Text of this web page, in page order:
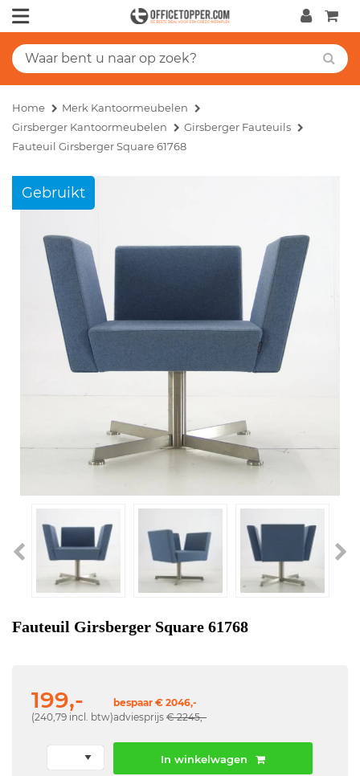
Home
Merk Kantoormeubelen
Girsberger Kantoormeubelen
Girsberger Fauteuils
Fauteuil Girsberger Square 61768
Gebruikt
Fauteuil Girsberger Square 61768
199,-
(240,79 incl. btw)
bespaar € 2046,-
adviesprijs € 2245,-
In winkelwagen